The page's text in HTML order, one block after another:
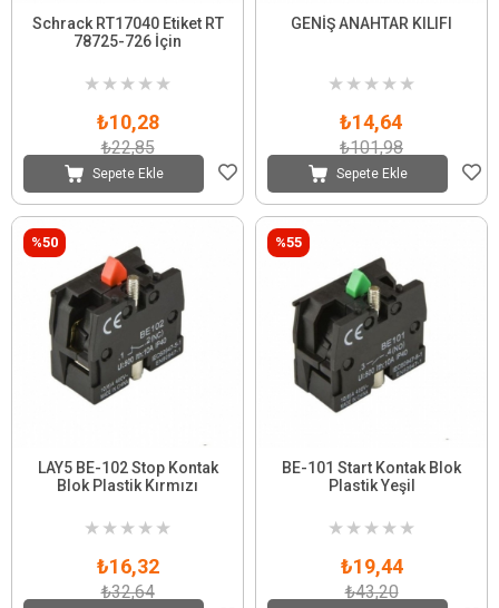
Schrack RT17040 Etiket RT
78725-726 İçin
★ ★ ★ ★ ★
₺10,28
₺22,85
Sepete Ekle
GENİŞ ANAHTAR KILIFI
★ ★ ★ ★ ★
₺14,64
₺101,98
Sepete Ekle
LAY5 BE-102 Stop Kontak
Blok Plastik Kırmızı
★ ★ ★ ★ ★
₺16,32
₺32,64
%50
BE-101 Start Kontak Blok
Plastik Yeşil
★ ★ ★ ★ ★
₺19,44
₺43,20
%55